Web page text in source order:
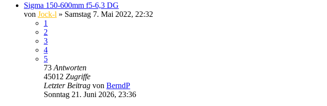
Sigma 150-600mm f5-6,3 DG
von Jock-l » Samstag 7. Mai 2022, 22:32
1
2
3
4
5
73 Antworten
45012 Zugriffe
Letzter Beitrag von BerndP
Sonntag 21. Juni 2026, 23:36